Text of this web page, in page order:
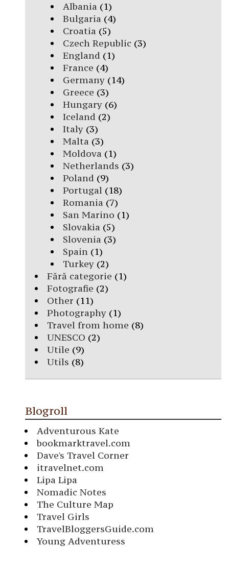
Albania (1)
Bulgaria (4)
Croatia (5)
Czech Republic (3)
England (1)
France (4)
Germany(14)
Greece (3)
Hungary(6)
Iceland (2)
Italy(3)
Malta (3)
Moldova (1)
Netherlands (3)
Poland (9)
Portugal(18)
Romania (7)
San Marino (1)
Slovakia (5)
Slovenia (3)
Spain(1)
Turkey(2)
Fără categorie (1)
Fotografie (2)
Other (11)
Photography (1)
Travel from home (8)
UNESCO (2)
Utile (9)
Utils (8)
Blogroll
Adventurous Kate
bookmarktravel.com
Dave's Travel Corner
itravelnet.com
Lipa Lipa
Nomadic Notes
The Culture Map
Travel Girls
TravelBloggersGuide.com
Young Adventuress